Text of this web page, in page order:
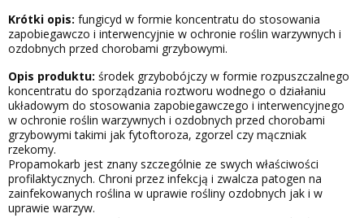
Krótki opis: fungicyd w formie koncentratu do stosowania
zapobiegawczo i interwencyjnie w ochronie roślin warzywnych i
ozdobnych przed chorobami grzybowymi.
Opis produktu: środek grzybobójczy w formie rozpuszczalnego
koncentratu do sporządzania roztworu wodnego o działaniu
układowym do stosowania zapobiegawczego i interwencyjnego
w ochronie roślin warzywnych i ozdobnych przed chorobami
grzybowymi takimi jak fytoftoroza, zgorzel czy mączniak
rzekomy.
Propamokarb jest znany szczególnie ze swych właściwości
profilaktycznych. Chroni przez infekcją i zwalcza patogen na
zainfekowanych roślina w uprawie rośliny ozdobnych jak i w
uprawie warzyw.